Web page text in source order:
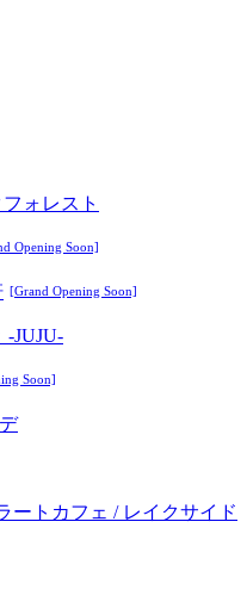
ォレスト
Opening Soon]
[Grand Opening Soon]
-JUJU-
Soon]
ートカフェ / レイクサイド